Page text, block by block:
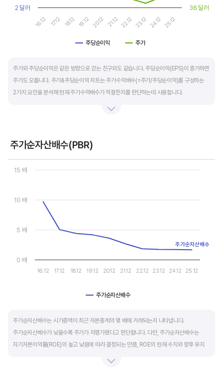
이익이 더 성장할 수 있을지 더 꼼꼼히 살피고 유의해야 합니다.
주당순이익 주가
16.12 17.12 18.12 19.12 20.12 21.12 22.12 23.12 24.12 25.12
2 달러 36 달러
주가와 주당순이익은 같은 방향으로 걷는 친구와도 같습니다. 주당순이익(EPS)이 증가하면
주가도 오릅니다. 주가&주당순이익 차트는 주가수익배수(=주가/주당순이익)를 구성하는
2가지 요인을 분석해 현재 주가수익배수가 적절한지를 판단하는데 사용합니다.
- 매수 검토 : 주당순이익 증가, 주가 상승
- 매도 검토 : 주당순이익 감소, 주가 횡보 또는 하락
주가수익배수(PER) 차트와 함께 분석하면 더 유용합니다.
주가순자산배수(PBR)
Chart
Line chart with 10 data points.
The chart has 1 Y axis displaying values. Data ranges from
주가순자산배수
16.12 17.12 18.12 19.12 20.12 21.12 22.12 23.12 24.12 25.12
0 배
5 배
10 배
15 배
주가순자산배수
주가순자산배수는 시가총액이 최근 자본총계의 몇 배에 거래되는지 나타냅니다.
주가순자산배수가 낮을수록 주가가 저평가됐다고 판단합니다. 다만, 주가순자산배수는
자기자본이익률(ROE)의 높고 낮음에 따라 결정되는 만큼, ROE의 현재 수치와 향후 유지